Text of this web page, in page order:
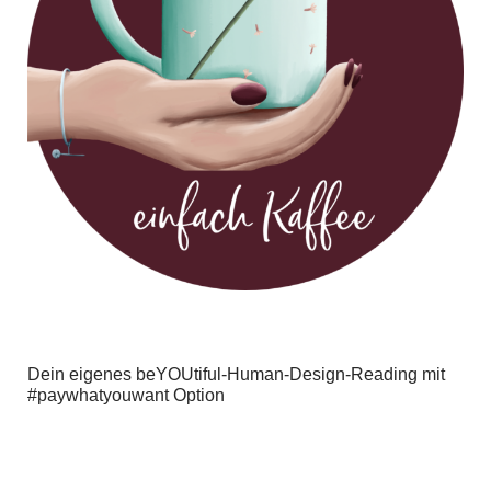
Dein eigenes beYOUtiful-Human-Design-Reading mit
#paywhatyouwant Option